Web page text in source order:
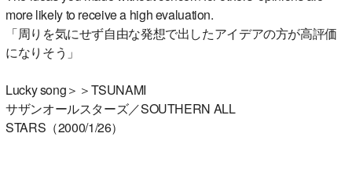
more likely to receive a high evaluation.
「周りを気にせず自由な発想で出したアイデアの方が高評価
になりそう」
Lucky song＞＞TSUNAMI
サザンオールスターズ／SOUTHERN ALL
STARS（2000/1/26）